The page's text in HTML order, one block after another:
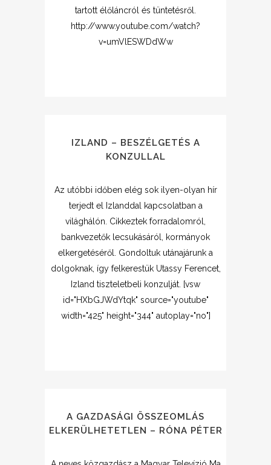
tartott élőláncról és tüntetésről.
http://www.youtube.com/watch?
v=umVlESWDdWw
IZLAND – BESZÉLGETÉS A
KONZULLAL
Az utóbbi időben elég sok ilyen-olyan hír
terjedt el Izlanddal kapcsolatban a
világhálón. Cikkeztek forradalomról,
bankvezetők lecsukásáról, kormányok
elkergetéséről. Gondoltuk utánajárunk a
dolgoknak, így felkerestük Utassy Ferencet,
Izland tiszteletbeli konzulját. [vsw
id="HXbGJWdYtqk" source="youtube"
width="425" height="344" autoplay="no"]
A GAZDASÁGI ÖSSZEOMLÁS
ELKERÜLHETETLEN – RÓNA PÉTER